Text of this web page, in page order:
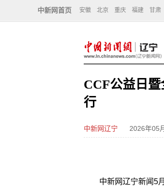
中新网首页 安徽 北京 重庆 福建 甘肃
CCF公益日
行
中新网辽宁 2026年05
中新网辽宁新闻5月